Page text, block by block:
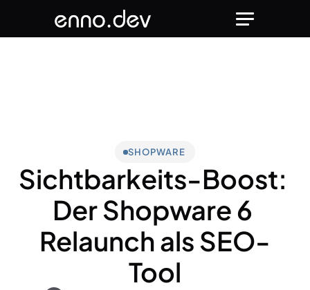
SHOPWARE
Sichtbarkeits-Boost:
Der Shopware 6
Relaunch als SEO-
Tool